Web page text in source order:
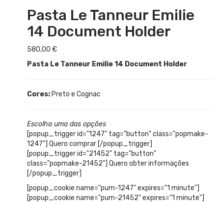
Pasta Le Tanneur Emilie
14 Document Holder
580,00 €
Pasta Le Tanneur Emilie 14 Document Holder
Cores: Preto e Cognac
Escolha uma das opções
[popup_trigger id="1247" tag="button" class="popmake-
1247"] Quero comprar [/popup_trigger]
[popup_trigger id="21452" tag="button"
class="popmake-21452"] Quero obter informações
[/popup_trigger]
[popup_cookie name="pum-1247" expires="1 minute"]
[popup_cookie name="pum-21452" expires="1 minute"]